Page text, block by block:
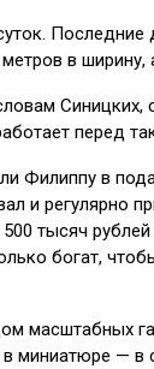
в
Синицких,
перед
Филиппу в
и регулярно
тысяч
богат,
масштабных
миниатюре — в